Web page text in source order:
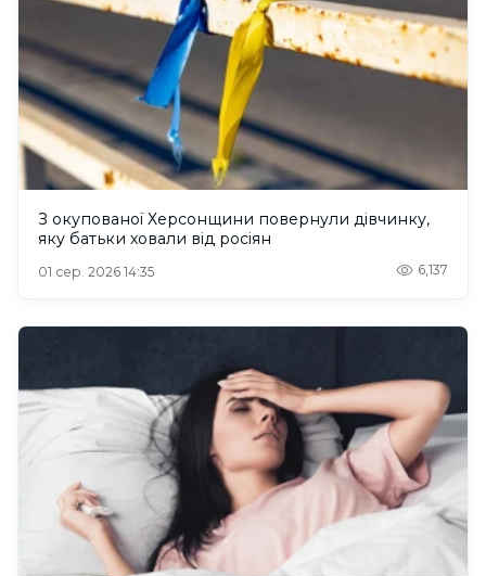
З окупованої Херсонщини повернули дівчинку,
яку батьки ховали від росіян
01 сер. 2026 14:35 6,137